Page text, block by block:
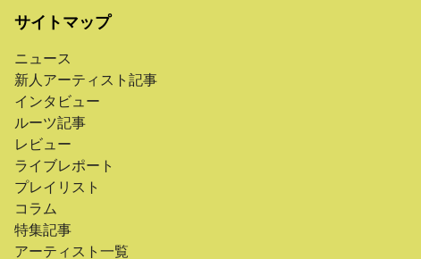
サイトマップ
ニュース
新人アーティスト記事
インタビュー
ルーツ記事
レビュー
ライブレポート
プレイリスト
コラム
特集記事
アーティスト一覧